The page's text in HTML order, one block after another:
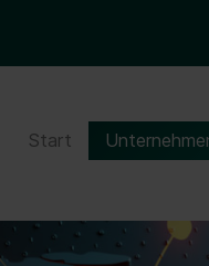
Start